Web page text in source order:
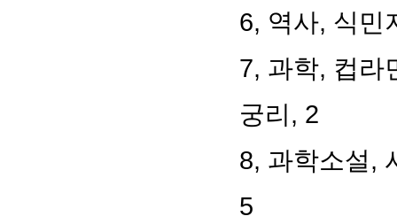
6, 역사, 식민
7, 과학, 컵라
궁리, 2
8, 과학소설,
5